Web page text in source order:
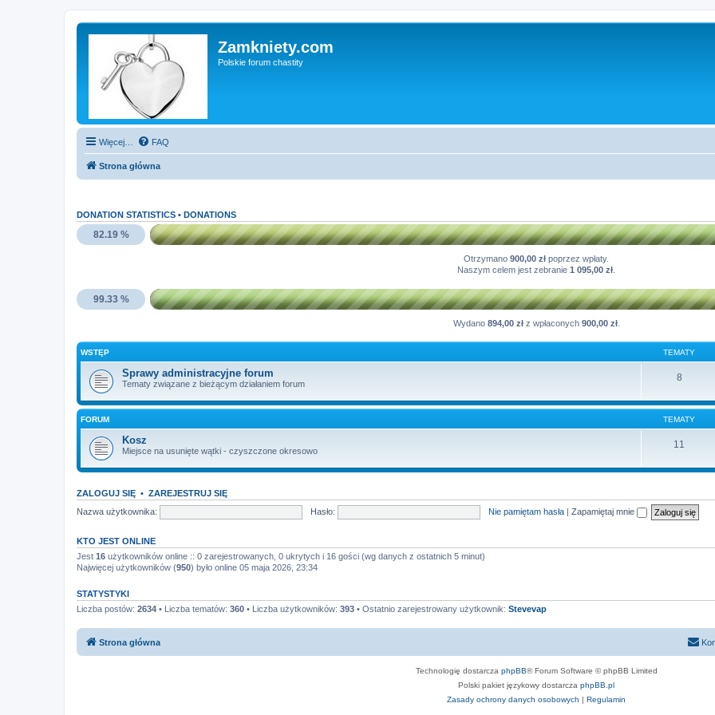
Zamkniety.com
Polskie forum chastity
Więcej… FAQ
Strona główna
DONATION STATISTICS • DONATIONS
82.19 %
Otrzymano 900,00 zł poprzez wpłaty.
Naszym celem jest zebranie 1 095,00 zł
99.33 %
Wydano 894,00 złz wpłaconych 900,00 zł.
WSTĘP TEMATY
Sprawy administracyjne forum
Tematy związane z bieżącym działaniem forum
8
FORUM TEMATY
Kosz
Miejsce na usunięte wątki - czyszczone okresowo
11
ZALOGUJ SIĘ • ZAREJESTRUJ SIĘ
Nazwa użytkownika:
Hasło: Nie pamiętam hasła | Zapamiętaj mnie
KTO JEST ONLINE
Jest 16 użytkowników online :: 0 zarejestrowanych, 0 ukrytych i 16 gości (wg danych z ostatnich 5 minut)
Najwięcej użytkowników (950) było online 05 maja 2026, 23:34
STATYSTYKI
Liczba postów: 2634 • Liczba tematów: 360 • Liczba użytkowników: 393 • Ostatnio zarejestrowany użytkownik: Stevevap
Strona główna
Technologię dostarcza phpBB® Forum Software © phpBB Limited
Polski pakiet językowy dostarcza phpBB.pl
Zasady ochrony danych osobowych | Regulamin